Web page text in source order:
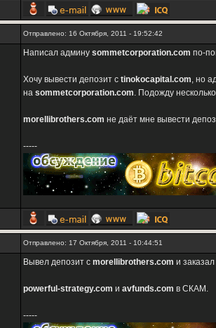
Отправлено: 16 Октября, 2011 - 19:52:42
Написал админу sommetcorporation.com по-
Хочу вывести депозит с tinokocapital.com, но
на sommetcorporation.com. Подожду
morellibrothers.com не даёт мне вывести
-----
Отправлено: 17 Октября, 2011 - 10:44:51
Вывел депозит с morellibrothers.com и
powerful-strategy.com и avfunds.com в СКАМ.
-----